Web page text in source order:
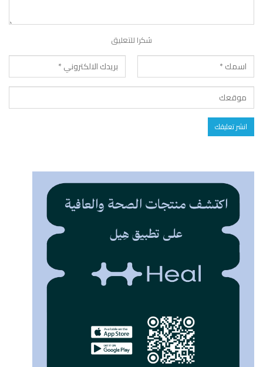
شكرا للتعليق